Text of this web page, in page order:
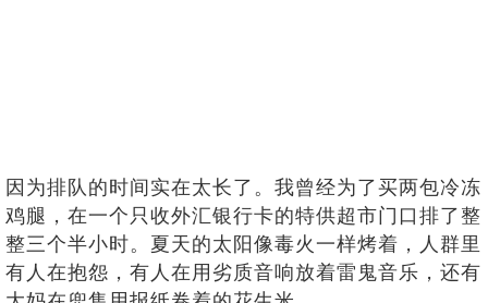
因为排队的时间实在太长了。我曾经为了买两包冷冻
鸡腿，在一个只收外汇银行卡的特供超市门口排了整
整三个半小时。夏天的太阳像毒火一样烤着，人群里
有人在抱怨，有人在用劣质音响放着雷鬼音乐，还有